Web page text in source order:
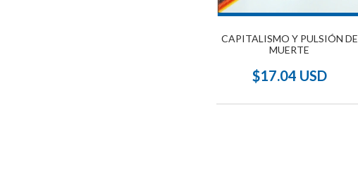
CAPITALISMO Y PULSIÓN DE
MUERTE
$17.04 USD